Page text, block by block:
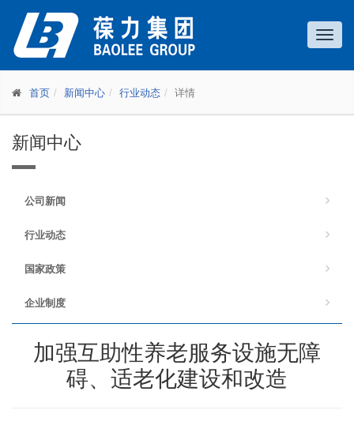
首页 新闻中心 行业动态 详情
新闻中心
公司新闻
行业动态
国家政策
企业制度
加强互助性养老服务设施无障
碍、适老化建设和改造